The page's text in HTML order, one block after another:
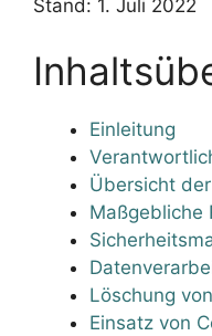
Stand: 1. Juli 2022
Einleitung
Übersicht
Maßgebliche
Löschung
Einsatz von